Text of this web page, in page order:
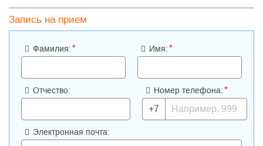
Запись на прием
Фамилия:* Имя:*
Отчество: Номер телефона:*
+7
Электронная почта: